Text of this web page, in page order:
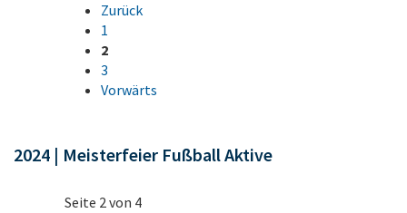
Zurück
1
2
3
Vorwärts
2024 | Meisterfeier Fußball Aktive
Seite 2 von 4